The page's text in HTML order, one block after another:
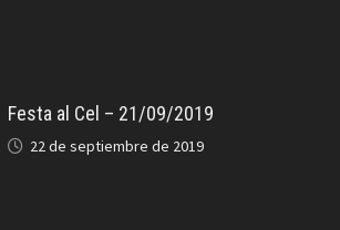
Festa al Cel – 21/09/2019
22 de septiembre de 2019